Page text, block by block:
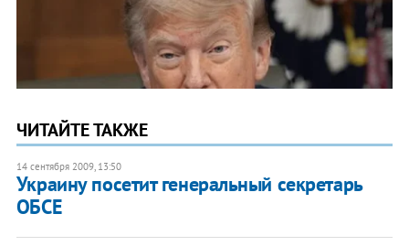
ЧИТАЙТЕ ТАКЖЕ
14 сентября 2009, 13:50
Украину посетит генеральный секретарь
ОБСЕ